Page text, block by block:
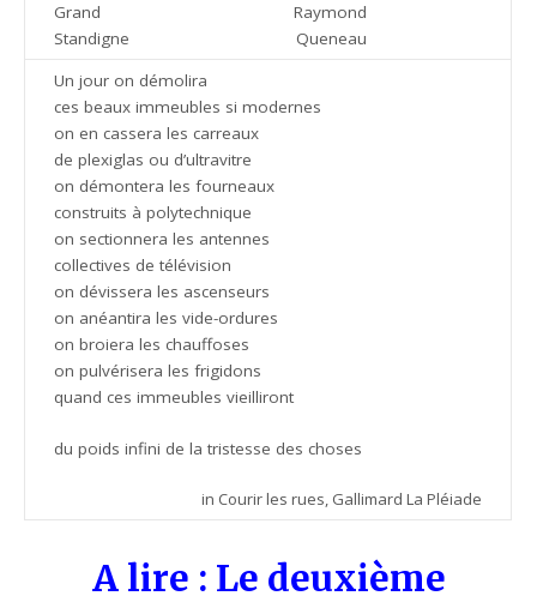
Grand
Standigne
Raymond
Queneau
Un jour on démolira
ces beaux immeubles si modernes
on en cassera les carreaux
de plexiglas ou d’ultravitre
on démontera les fourneaux
construits à polytechnique
on sectionnera les antennes
collectives de télévision
on dévissera les ascenseurs
on anéantira les vide-ordures
on broiera les chauffoses
on pulvérisera les frigidons
quand ces immeubles vieilliront
du poids infini de la tristesse des choses
in Courir les rues, Gallimard La Pléiade
A lire : Le deuxième